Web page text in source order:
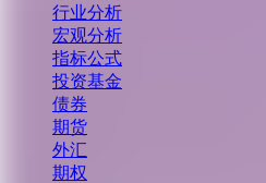
行业分析
宏观分析
指标公式
投资基金
债券
期货
外汇
期权